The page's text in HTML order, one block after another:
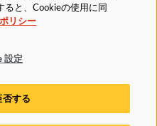
アクセシビリティ方針
Cookie 設定
ると、Cookieの使用に同
リシー
設定
否する